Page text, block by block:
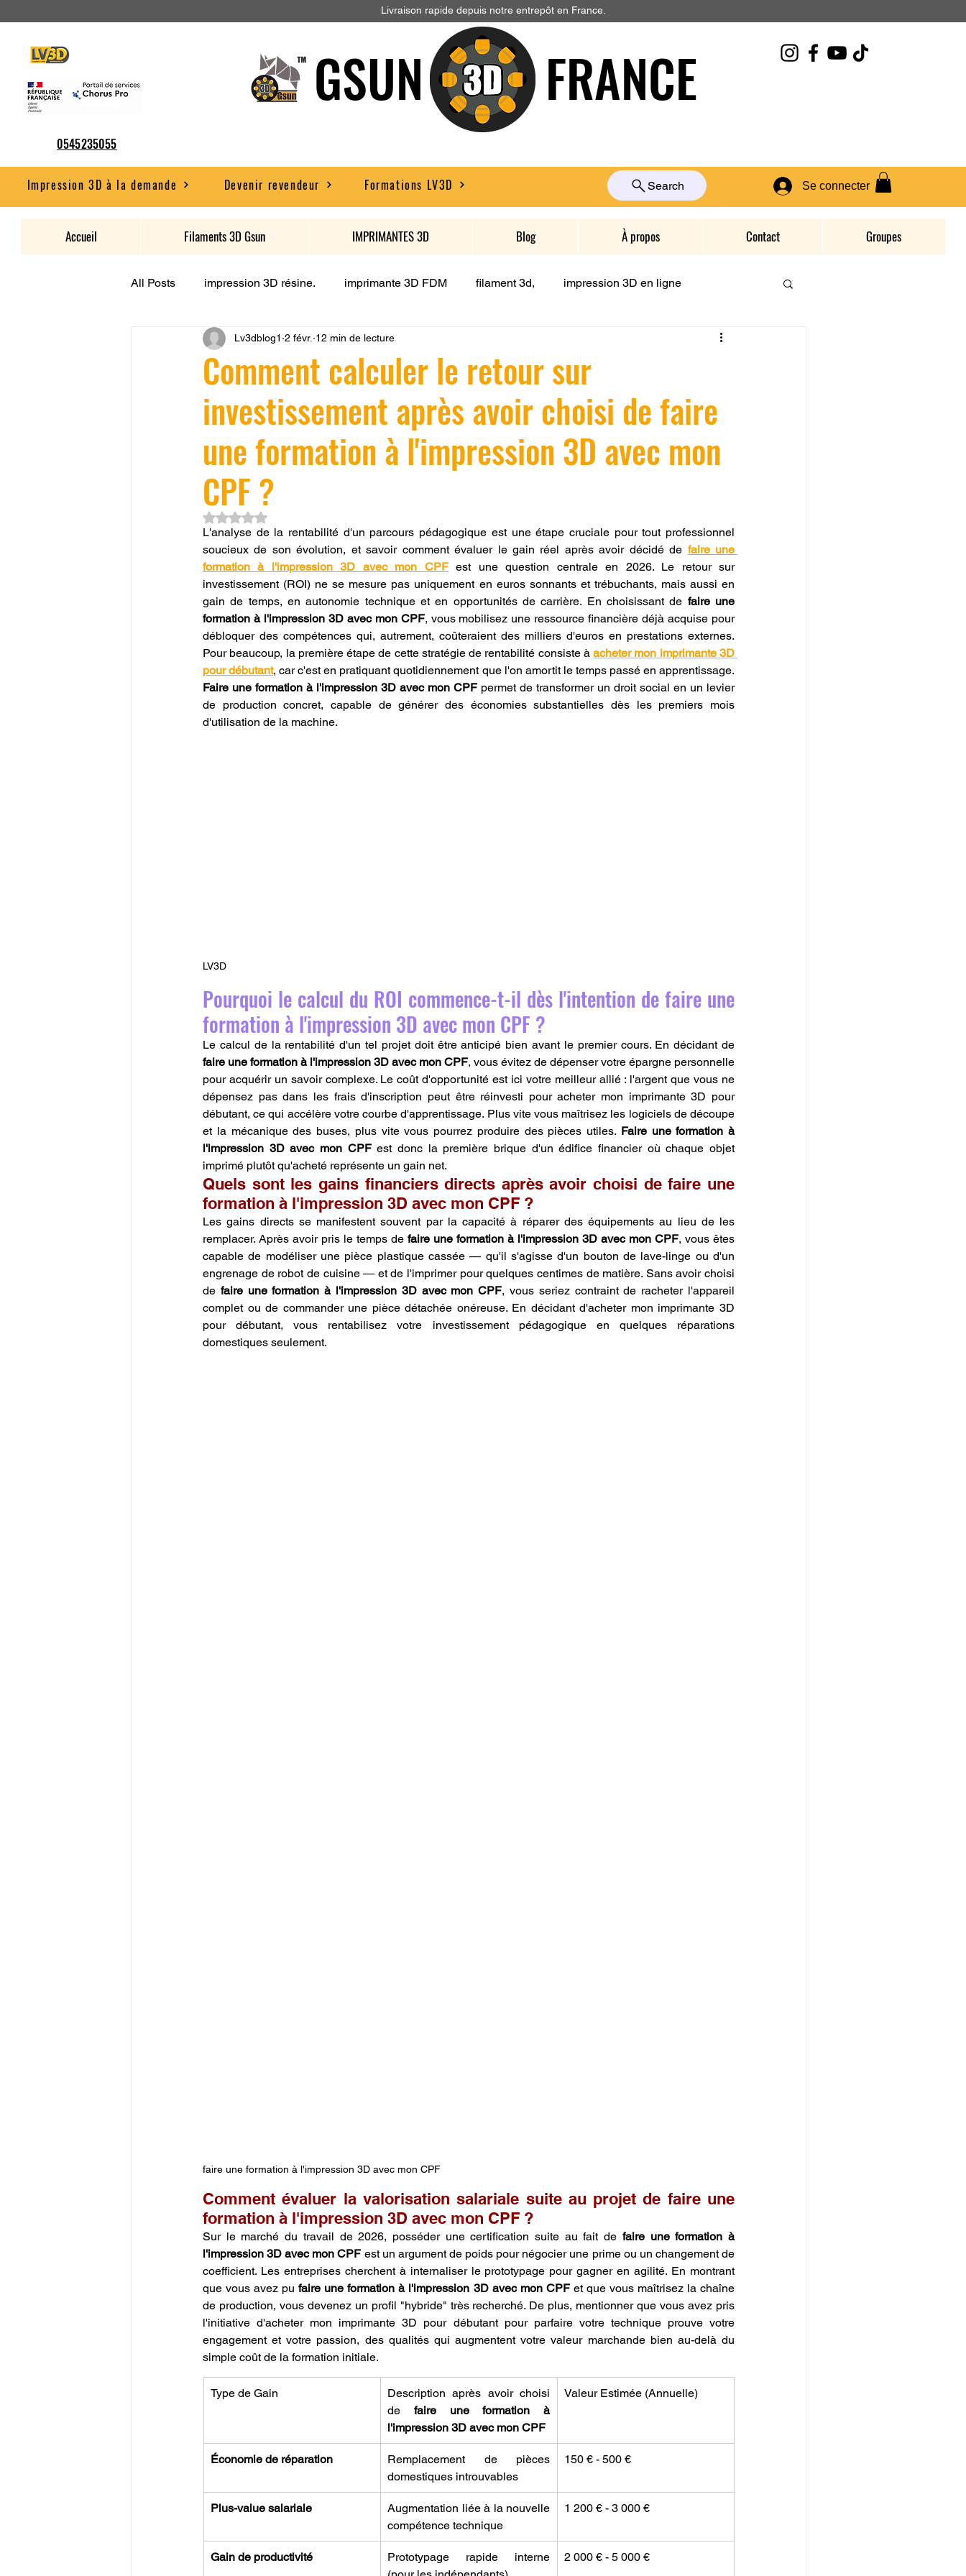
Livraison rapide depuis notre entrepôt en France.
0545235055
GSUN FRANCE
Impression 3D à la demande Devenir revendeur Formations LV3D Se connecter
Search
Accueil Filaments 3D Gsun IMPRIMANTES 3D Blog À propos Contact Groupes
All Posts impression 3D résine. imprimante 3D FDM filament 3d, impression 3D en ligne
CONCESSION LV3D JEU LV3D Formation
SCANNER 3D Formation à l'impression 3D CPF impression 3D à la demande Formation 3D en ligne.
filament 3D Refaire une piece en 3D Filament PETG Filament ABS
Entretien imprimante 3D
Bambu Lab X2D fusion 360 fusion 360 Formation CREALITY PRINT
Comment calculer le retour sur
investissement après avoir choisi de faire
une formation à l'impression 3D avec mon
CPF ?
Lv3dblog1 2 févr. 12 min de lecture
Noté NaN étoiles sur 5.
L'analyse de la rentabilité d'un parcours pédagogique est une étape cruciale pour tout professionnel
soucieux de son évolution, et savoir comment évaluer le gain réel après avoir décidé de faire une
formation à l'impression 3D avec mon CPF est une question centrale en 2026. Le retour sur
investissement (ROI) ne se mesure pas uniquement en euros sonnants et trébuchants, mais aussi en
gain de temps, en autonomie technique et en opportunités de carrière. En choisissant de faire une
formation à l'impression 3D avec mon CPF, vous mobilisez une ressource financière déjà acquise pour
débloquer des compétences qui, autrement, coûteraient des milliers d'euros en prestations externes.
Pour beaucoup, la première étape de cette stratégie de rentabilité consiste à acheter mon imprimante 3D
pour débutant
Faire une formation à l'impression 3D avec mon CPF permet de transformer un droit social en un levier
de production concret, capable de générer des économies substantielles dès les premiers mois
d'utilisation de la machine.
LV3D
Pourquoi le calcul du ROI commence-t-il dès l'intention de faire une
formation à l'impression 3D avec mon CPF ?
faire une formation à l'impression 3D avec mon CPF, vous évitez de dépenser votre épargne personnelle
pour acquérir un savoir complexe. Le coût d'opportunité est ici votre meilleur allié : l'argent que vous ne
dépensez pas dans les frais d'inscription peut être réinvesti pour acheter mon imprimante 3D pour
débutant, ce qui accélère votre courbe d'apprentissage. Plus vite vous maîtrisez les logiciels de découpe
et la mécanique des buses, plus vite vous pourrez produire des pièces utiles. Faire une formation à
l'impression 3D avec mon CPF est donc la première brique d'un édifice financier où chaque objet
imprimé plutôt qu'acheté représente un gain net.
Quels sont les gains financiers directs après avoir choisi de faire une
formation à l'impression 3D avec mon CPF ?
Les gains directs se manifestent souvent par la capacité à réparer des équipements au lieu de les
remplacer. Après avoir pris le temps de faire une formation à l'impression 3D avec mon CPF, vous êtes
capable de modéliser une pièce plastique cassée — qu'il s'agisse d'un bouton de lave-linge ou d'un
engrenage de robot de cuisine — et de l'imprimer pour quelques centimes de matière. Sans avoir choisi
de faire une formation à l'impression 3D avec mon CPF, vous seriez contraint de racheter l'appareil
complet ou de commander une pièce détachée onéreuse. En décidant d'acheter mon imprimante 3D
pour débutant, vous rentabilisez votre investissement pédagogique en quelques réparations
domestiques seulement.
faire une formation à l'impression 3D avec mon CPF
Comment évaluer la valorisation salariale suite au projet de faire une
formation à l'impression 3D avec mon CPF ?
Sur le marché du travail de 2026, posséder une certification suite au fait de faire une formation à
l'impression 3D avec mon CPF est un argument de poids pour négocier une prime ou un changement de
coefficient. Les entreprises cherchent à internaliser le prototypage pour gagner en agilité. En montrant
que vous avez pu faire une formation à l'impression 3D avec mon CPF et que vous maîtrisez la chaîne
de production, vous devenez un profil "hybride" très recherché. De plus, mentionner que vous avez pris
l'initiative d'acheter mon imprimante 3D pour débutant pour parfaire votre technique prouve votre
engagement et votre passion, des qualités qui augmentent votre valeur marchande bien au-delà du
simple coût de la formation initiale.
Type de Gain
Description après avoir choisi
de faire une formation à
l'impression 3D avec mon CPF
Valeur Estimée (Annuelle)
Économie de réparation
Remplacement de pièces
domestiques introuvables
150 € - 500 €
Plus-value salariale
Augmentation liée à la nouvelle
compétence technique
1 200 € - 3 000 €
Gain de productivité
Prototypage rapide interne
2 000 € - 5 000 €